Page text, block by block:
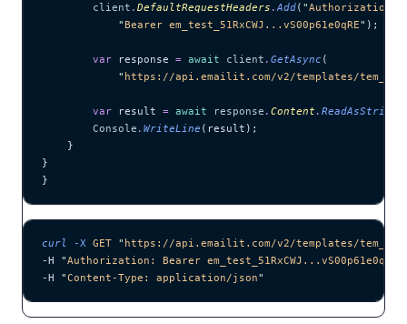
        client
. DefaultRequestHeaders .Add( "Authorization
            "
Bearer em_test_51RxCWJ...vS00p61e0qRE" );
        var
response = await client . GetAsync (
            "
https://api.emailit.com/v2/templates/
        var
result = await response . Content .
        Console
. WriteLine (result);
    }
}
}
curl -X GET " https://api.emailit.com/v2/templates/
-H "Authorization: Bearer em_test_51RxCWJ...vS00p61e0qRE
-H "Content-Type: application/json"